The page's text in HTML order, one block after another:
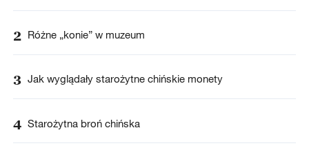
2 Różne „konie” w muzeum
3 Jak wyglądały starożytne chińskie monety
4 Starożytna broń chińska